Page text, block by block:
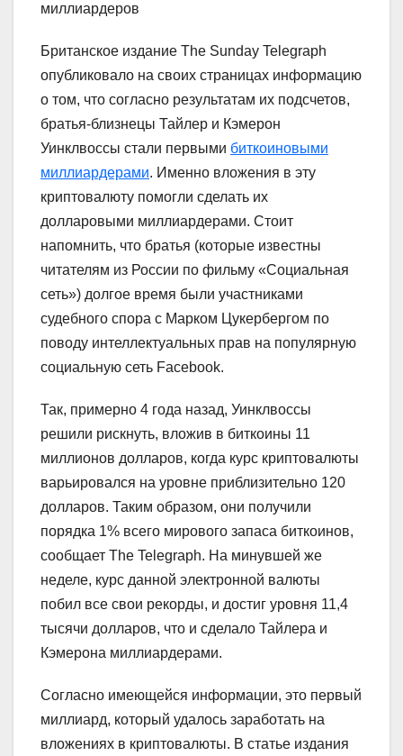
миллиардеров
Британское издание The Sunday Telegraph
опубликовало на своих страницах информацию
о том, что согласно результатам их подсчетов,
братья-близнецы Тайлер и Кэмерон
Уинклвоссы стали первыми биткоиновыми
миллиардерами. Именно вложения в эту
криптовалюту помогли сделать их
долларовыми миллиардерами. Стоит
напомнить, что братья (которые известны
читателям из России по фильму «Социальная
сеть») долгое время были участниками
судебного спора с Марком Цукербергом по
поводу интеллектуальных прав на популярную
социальную сеть Facebook.
Так, примерно 4 года назад, Уинклвоссы
решили рискнуть, вложив в биткоины 11
миллионов долларов, когда курс криптовалюты
варьировался на уровне приблизительно 120
долларов. Таким образом, они получили
порядка 1% всего мирового запаса биткоинов,
сообщает The Telegraph. На минувшей же
неделе, курс данной электронной валюты
побил все свои рекорды, и достиг уровня 11,4
тысячи долларов, что и сделало Тайлера и
Кэмерона миллиардерами.
Согласно имеющейся информации, это первый
миллиард, который удалось заработать на
вложениях в криптовалюты. В статье издания